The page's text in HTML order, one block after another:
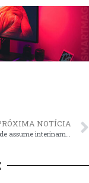
NOTÍCIA
Valtair Andrade assume interinamente a Secretaria da Agricultura e Meio Ambiente